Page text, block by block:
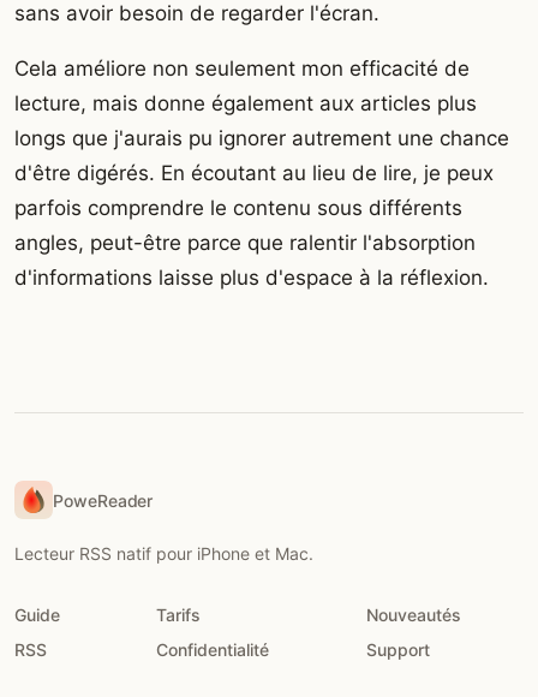
sans avoir besoin de regarder l'écran.
Cela améliore non seulement mon efficacité de
lecture, mais donne également aux articles plus
longs que j'aurais pu ignorer autrement une chance
d'être digérés. En écoutant au lieu de lire, je peux
parfois comprendre le contenu sous différents
angles, peut-être parce que ralentir l'absorption
d'informations laisse plus d'espace à la réflexion.
PoweReader
Lecteur RSS natif pour iPhone et Mac.
Guide Tarifs
Nouveautés
RSS
Confidentialité Support